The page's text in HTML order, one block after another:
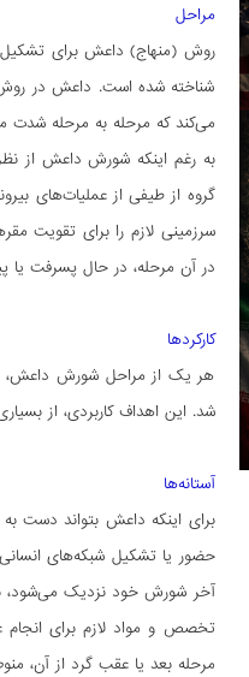
مراحل
روش (منهاج) داعش برای تشکیل
شناخته شده است. داعش در روش
می‌کند که مرحله به مرحله شدت می‌گیرند. مراحل این
به رغم اینکه شورش داعش از
گروه از طیفی از عملیات‌های
سرزمینی لازم را برای تقویت
در آن مرحله، در حال پسرفت یا
کارکردها
هر یک از مراحل شورش داعش،
شد. این اهداف کاربردی، از
آستانه‌ها
برای اینکه داعش بتواند دست
حضور یا تشکیل شبکه‌های
آخر شورش خود نزدیک می‌شود،
تخصص و مواد لازم برای انجام
مرحله بعد یا عقب گرد از آن،